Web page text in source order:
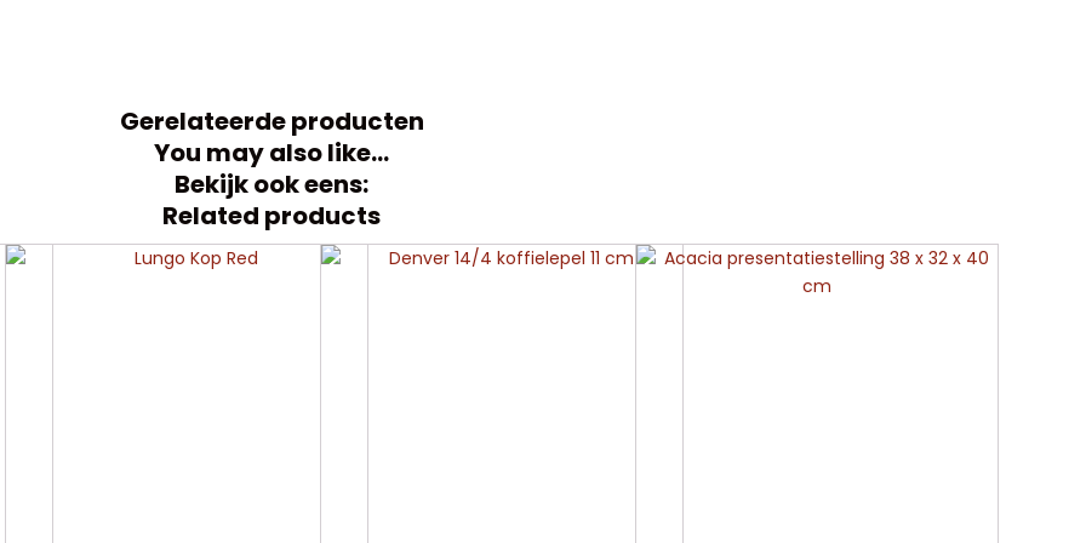
Gerelateerde producten
You may also like…
Bekijk ook eens:
Related products